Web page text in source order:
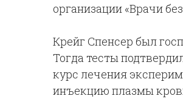
организации «Врачи
Крейг Спенсер был
Тогда тесты
курс лечения
инъекцию плазмы